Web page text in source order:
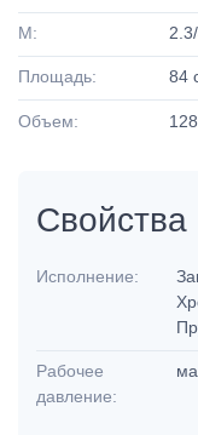
M:
Площадь: 84
Объем:
Исполнение:
Рабочее
давление: